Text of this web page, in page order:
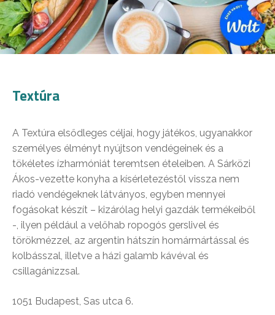
Textúra
A Textúra elsődleges céljai, hogy játékos, ugyanakkor
személyes élményt nyújtson vendégeinek és a
tökéletes ízharmóniát teremtsen ételeiben. A Sárközi
Ákos-vezette konyha a kísérletezéstől vissza nem
riadó vendégeknek látványos, egyben mennyei
fogásokat készít – kizárólag helyi gazdák termékeiből
-, ilyen például a velőhab ropogós gerslivel és
törökmézzel, az argentin hátszín homármártással és
kolbásszal, illetve a házi galamb kávéval és
csillagánizzsal.
1051 Budapest, Sas utca 6.